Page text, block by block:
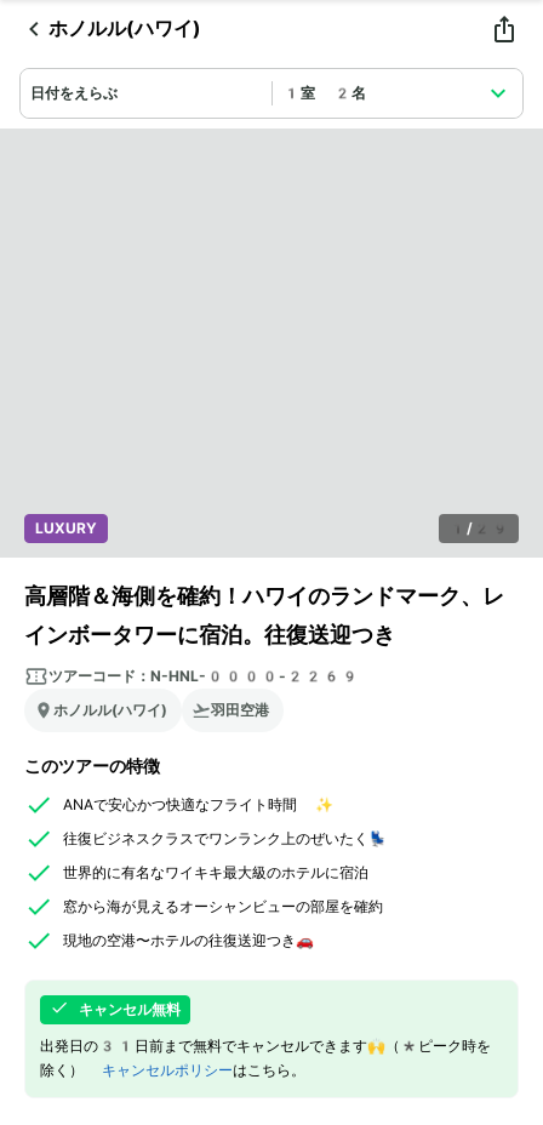
ホノルル(ハワイ)
日付をえらぶ 1室 2名
1 / 29
LUXURY
高層階＆海側を確約！ハワイのランドマーク、レ
インボータワーに宿泊。往復送迎つき
ツアーコード： N-HNL-0000-2269
ホノルル(ハワイ)
羽田空港
このツアーの特徴
ANAで安心かつ快適なフライト時間 ✨
往復ビジネスクラスでワンランク上のぜいたく💺
世界的に有名なワイキキ最大級のホテルに宿泊
窓から海が見えるオーシャンビューの部屋を確約
現地の空港〜ホテルの往復送迎つき🚗
キャンセル無料
出発日の31日前まで無料でキャンセルできます🙌（*ピーク時を
除く） キャンセルポリシーはこちら。